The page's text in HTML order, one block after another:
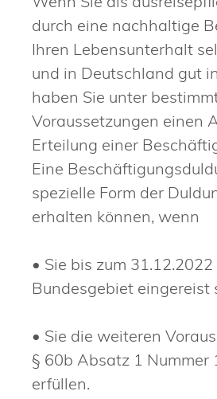
durch eine nachhaltige
Ihren Lebensunterhalt
und in Deutschland gut
haben Sie unter
Voraussetzungen einen
Erteilung einer
Eine
spezielle Form der
erhalten können, wenn
• Sie bis zum 31.12.2022
Bundesgebiet eingereist
• Sie die weiteren
§ 60b Absatz 1 Nummer
erfüllen.